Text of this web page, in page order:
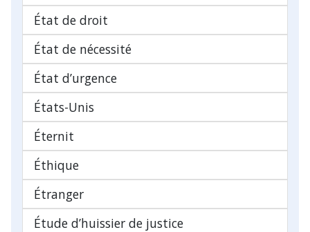
État de droit
État de nécessité
État d’urgence
États-Unis
Éternit
Éthique
Étranger
Étude d’huissier de justice